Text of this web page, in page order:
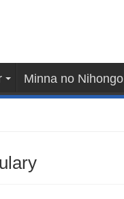
Minna no Nihongo